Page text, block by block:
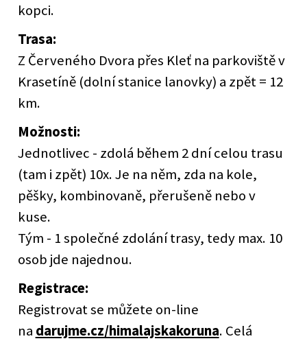
kopci.
Trasa:
Z Červeného Dvora přes Kleť na parkoviště v
Krasetíně (dolní stanice lanovky) a zpět = 12
km.
Možnosti:
Jednotlivec - zdolá během 2 dní celou trasu
(tam i zpět) 10x. Je na něm, zda na kole,
pěšky, kombinovaně, přerušeně nebo v
kuse.
Tým - 1 společné zdolání trasy, tedy max. 10
osob jde najednou.
Registrace:
Registrovat se můžete on-line
na darujme.cz/himalajskakoruna. Celá